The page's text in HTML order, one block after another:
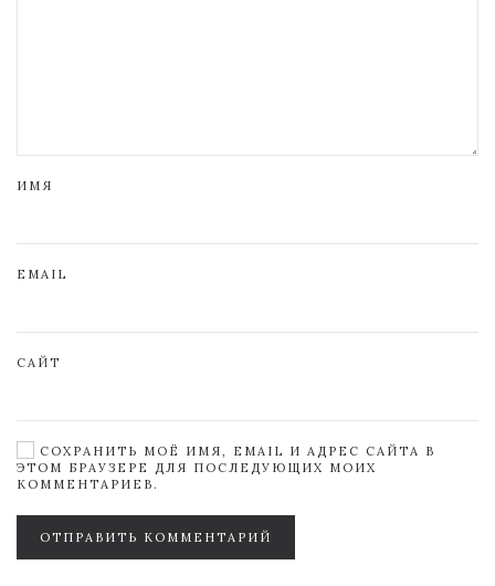
ИМЯ
EMAIL
САЙТ
СОХРАНИТЬ МОЁ ИМЯ, EMAIL И АДРЕС САЙТА В
ЭТОМ БРАУЗЕРЕ ДЛЯ ПОСЛЕДУЮЩИХ МОИХ
КОММЕНТАРИЕВ.
ОТПРАВИТЬ КОММЕНТАРИЙ